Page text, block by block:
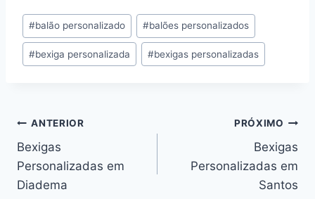
Tags
do
Post:
#balão personalizado #balões personalizados
#bexiga personalizada #bexigas personalizadas
Navegação
de
Post
ANTERIOR
Bexigas
Personalizadas em
Diadema
PRÓXIMO
Bexigas
Personalizadas em
Santos